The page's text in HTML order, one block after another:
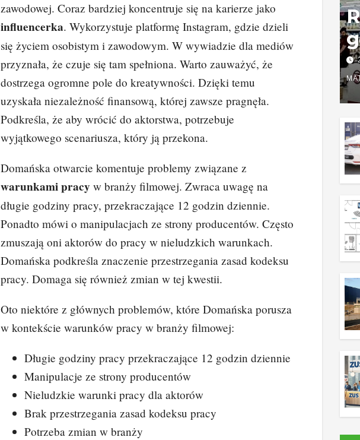
zawodowej. Coraz bardziej koncentruje się na karierze jako
influencerka. Wykorzystuje platformę Instagram, gdzie dzieli
się życiem osobistym i zawodowym. W wywiadzie dla mediów
przyznała, że czuje się tam spełniona. Warto zauważyć, że
dostrzega ogromne pole do kreatywności. Dzięki temu
uzyskała niezależność finansową, której zawsze pragnęła.
Podkreśla, że aby wrócić do aktorstwa, potrzebuje
wyjątkowego scenariusza, który ją przekona.
Domańska otwarcie komentuje problemy związane z
warunkami pracy w branży filmowej. Zwraca uwagę na
długie godziny pracy, przekraczające 12 godzin dziennie.
Ponadto mówi o manipulacjach ze strony producentów. Często
zmuszają oni aktorów do pracy w nieludzkich warunkach.
Domańska podkreśla znaczenie przestrzegania zasad kodeksu
pracy. Domaga się również zmian w tej kwestii.
Oto niektóre z głównych problemów, które Domańska porusza
w kontekście warunków pracy w branży filmowej:
Długie godziny pracy przekraczające 12 godzin dziennie
Manipulacje ze strony producentów
Nieludzkie warunki pracy dla aktorów
Brak przestrzegania zasad kodeksu pracy
Potrzeba zmian w branży